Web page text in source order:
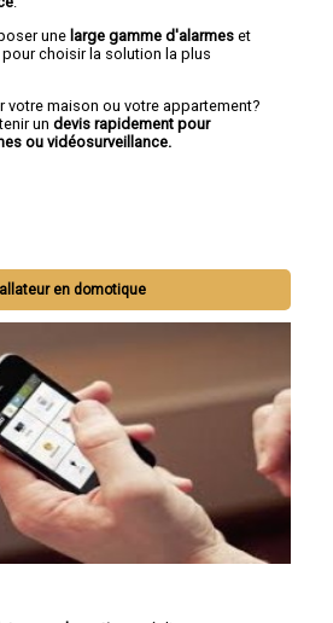
une large gamme d'alarmes et
choisir la solution la plus
votre maison ou votre appartement?
un devis rapidement pour
ou vidéosurveillance.
en domotique